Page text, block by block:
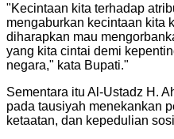
"Kecintaan kita terhadap
mengaburkan kecintaan kita
diharapkan mau
yang kita cintai demi
negara," kata Bupati."
Sementara itu Al-Ustadz H.
pada tausiyah menekankan
ketaatan, dan kepedulian